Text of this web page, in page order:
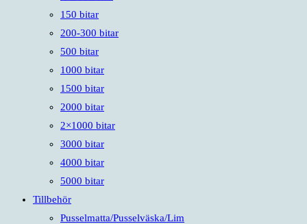
150 bitar
200-300 bitar
500 bitar
1000 bitar
1500 bitar
2000 bitar
2×1000 bitar
3000 bitar
4000 bitar
5000 bitar
Tillbehör
Pusselmatta/Pusselväska/Lim